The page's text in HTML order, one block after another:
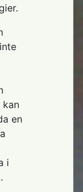
kan
en
i